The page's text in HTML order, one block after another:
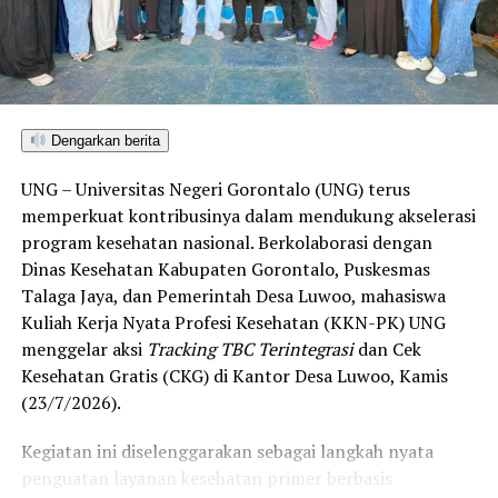
ditetapkan dan mengantarkan Kota Gorontalo menjadi
satu-satunya daerah di wilayah tersebut yang
menembus kategori “Unggul”. Sementara kabupaten lain
di Gorontalo masih berada pada kategori “Berkembang”
tertinggi di kawasan SulutGo sebagaimana dipaparkan
dalam Rakorwil TPAKD,” ungkap Wawali Indra Gobel
usai kegiatan.
Indra menambahkan, skor IKAD ini membuktikan bahwa
tingkat keterjangkauan, pemanfaatan, serta inklusivitas
layanan keuangan bagi masyarakat di Kota Gorontalo
berada di posisi terdepan.
menjadi indikator kuat atas keberhasilan pemerintah
daerah dalam mendorong masyarakat agar makin
Dengarkan berita
UNG – Universitas Negeri Gorontalo (UNG) terus
memperkuat kontribusinya dalam mendukung akselerasi
program kesehatan nasional. Berkolaborasi dengan
Dinas Kesehatan Kabupaten Gorontalo, Puskesmas
Talaga Jaya, dan Pemerintah Desa Luwoo, mahasiswa
Kuliah Kerja Nyata Profesi Kesehatan (KKN-PK) UNG
menggelar aksi Tracking TBC Terintegrasidan Cek
Kesehatan Gratis (CKG) di Kantor Desa Luwoo, Kamis
(23/7/2026).
Kegiatan ini diselenggarakan sebagai langkah nyata
penguatan layanan kesehatan primer berbasis